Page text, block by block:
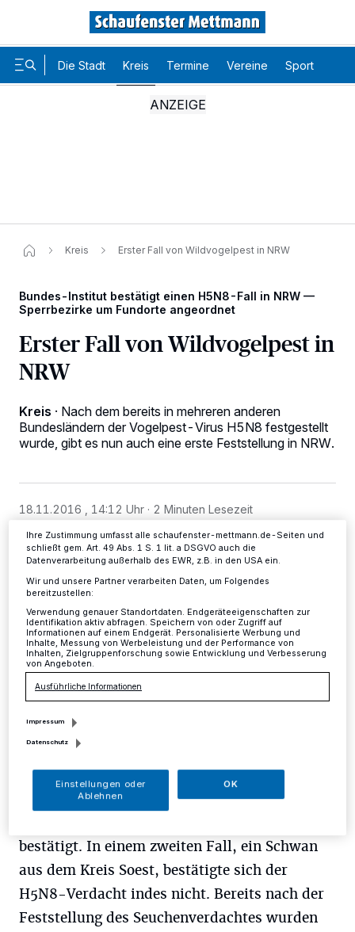
Die Stadt Kreis Termine Vereine Sport
Kreis Erster Fall von Wildvogelpest in NRW
Bundes-Institut bestätigt einen H5N8-Fall in NRW —
Sperrbezirke um Fundorte angeordnet
Erster Fall von Wildvogelpest in
NRW
Kreis · Nach dem bereits in mehreren anderen
Bundesländern der Vogelpest-Virus H5N8 festgestellt
wurde, gibt es nun auch eine erste Feststellung in NRW.
18.11.2016 , 14:12 Uhr 2 Minuten Lesezeit
D ies wurde vom zuständigen Friedrich-
Löffler-Institut (FLI) des Bundes
bestätigt. Bei einem Bussard aus dem Kreis
Wesel wurde durch das nationale
Referenzlabor für Tierseuchen der Verdacht
auf das Vorliegen des hochpathogenen H5N8-
Virus festgestellt. Dies haben vertiefende
bestätigt. In einem zweiten Fall, ein Schwan
aus dem Kreis Soest, bestätigte sich der
H5N8-Verdacht indes nicht. Bereits nach der
Feststellung des Seuchenverdachtes wurden
Wir und unsere
Tracking-Technologien für die unter „Wir und unsere Partner
verarbeiten Daten, um Ihnen Dienste bereitzustellen“ aufgeführten
Zwecke. Wenn Tracker deaktiviert sind, sind manche Inhalte und
Anzeigen möglicherweise nicht mehr so relevant für Sie. Sie können
Informationen finden Sie in unserer Datenschutzerklärung.
Ihre Zustimmung umfasst alle schaufenster-mettmann.de-Seiten und
schließt gem. Art. 49 Abs. 1 S. 1 lit. a DSGVO auch die
Datenverarbeitung außerhalb des EWR, z.B. in den USA ein.
Wir und unsere Partner verarbeiten Daten, um Folgendes
bereitzustellen:
Verwendung genauer Standortdaten. Endgeräteeigenschaften zur
Identifikation aktiv abfragen. Speichern von oder Zugriff auf
Informationen auf einem Endgerät. Personalisierte Werbung und
Inhalte, Messung von Werbeleistung und der Performance von
Inhalten, Zielgruppenforschung sowie Entwicklung und Verbesserung
von Angeboten.
Ausführliche Informationen
Impressum
Datenschutz
Einstellungen oder
Ablehnen
OK